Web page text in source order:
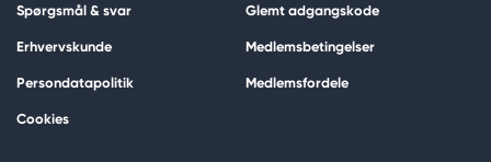
Spørgsmål & svar
Erhvervskunde
Persondatapolitik
Cookies
Glemt adgangskode
Medlemsbetingelser
Medlemsfordele